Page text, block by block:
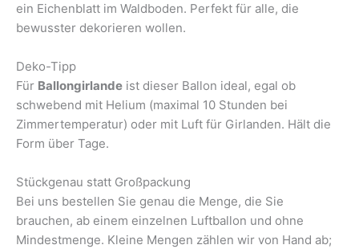
ein Eichenblatt im Waldboden. Perfekt für alle, die
bewusster dekorieren wollen.
Deko-Tipp
Für Ballongirlande ist dieser Ballon ideal, egal ob
schwebend mit Helium (maximal 10 Stunden bei
Zimmertemperatur) oder mit Luft für Girlanden. Hält die
Form über Tage.
Stückgenau statt Großpackung
Bei uns bestellen Sie genau die Menge, die Sie
brauchen, ab einem einzelnen Luftballon und ohne
Mindestmenge. Kleine Mengen zählen wir von Hand ab;